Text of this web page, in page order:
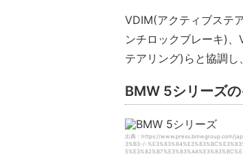
VDIM(アクティブステ
ンチロックブレーキ)
テアリング)らと協調し
BMW 5シリーズ
出典：https://www.press.bmwgroup.com/
3%B3-/-